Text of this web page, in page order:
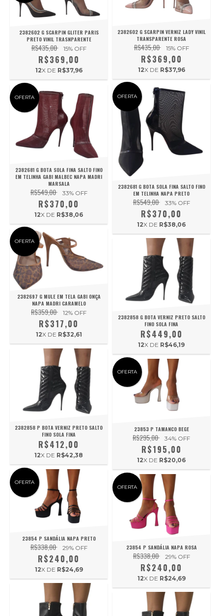
2382602 G SCARPIN GLITER PARIS
PRETO VINIL TRASNPARENTE
R$435,00 15% OFF
R$369,00
12X DE R$37,96
2382602 G SCARPIN VERNIZ LADY VINIL
TRANSPARENTE ROSA
R$435,00 15% OFF
R$369,00
12X DE R$37,96
OFERTA
2382681 G BOTA SOLA FINA SALTO FINO
EM TELINHA GABI MALBEC NAPA MADRI
MARSALA
R$549,00 33% OFF
R$370,00
12X DE R$38,06
OFERTA
2382681 G BOTA SOLA FINA SALTO FINO
EM TELINHA NAPA PRETO
R$549,00 33% OFF
R$370,00
12X DE R$38,06
OFERTA
2382697 G MULE EM TELA GABI ONÇA
NAPA MADRI CARAMELO
R$359,00 12% OFF
R$317,00
12X DE R$32,61
2382858 G BOTA VERNIZ PRETO SALTO
FINO SOLA FINA
R$449,00
12X DE R$46,19
2382858 P BOTA VERNIZ PRETO SALTO
FINO SOLA FINA
R$412,00
12X DE R$42,38
OFERTA
23853 P TAMANCO BEGE
R$295,00 34% OFF
R$195,00
12X DE R$20,06
OFERTA
23854 P SANDÁLIA NAPA PRETO
R$338,00 29% OFF
R$240,00
12X DE R$24,69
OFERTA
23854 P SANDÁLIA NAPA ROSA
R$338,00 29% OFF
R$240,00
12X DE R$24,69